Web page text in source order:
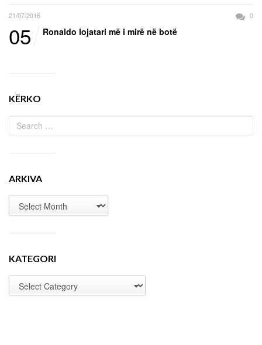
21/07/2016 0
05 Ronaldo lojatari më i mirë në botë
KËRKO
ARKIVA
KATEGORI